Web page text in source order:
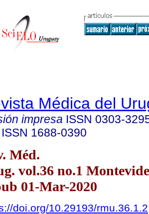
Médica del
impresa ISSN 0303-
ISSN 1688-0390
Méd.
vol.36 no.1
01-Mar-2020
doi.org/10.29193/rmu.36.1.2